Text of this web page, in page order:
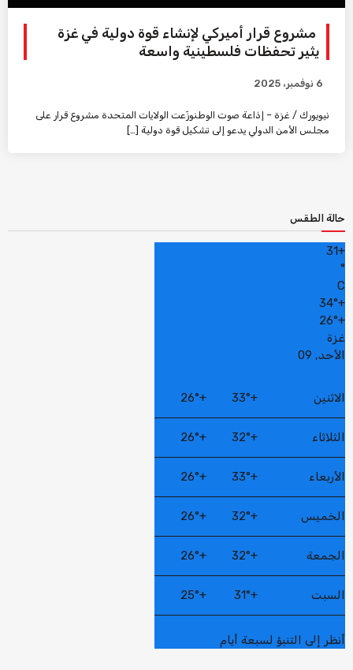
مشروع قرار أميركي لإنشاء قوة دولية في غزة
يثير تحفظات فلسطينية واسعة
6 نوفمبر، 2025
نيويورك / غزة – إذاعة صوت الوطنوزّعت الولايات المتحدة مشروع قرار على
مجلس الأمن الدولي يدعو إلى تشكيل قوة دولية […]
حالة الطقس
+
31
°
C
+
34°
+
26°
غزة
الأحد, 09
الاثنين +
33°
+
26°
الثلاثاء +
32°
+
26°
الأربعاء +
33°
+
26°
الخميس +
32°
+
26°
الجمعة +
32°
+
26°
السبت +
31°
+
25°
أنظر إلى التنبؤ لسبعة أيام